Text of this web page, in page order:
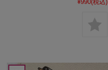
¥990(税込)